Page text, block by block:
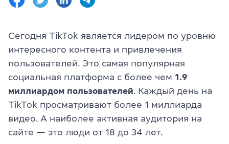
(063) 580 11 00
(098) 580 11 00
г. Киев, метро Золотые Ворота, ул. Ярославов Вал, 13/2-б,
Посмотреть на Google Maps
Сегодня TikTok является лидером по уровню
интересного контента и привлечения
пользователей. Это самая популярная
социальная платформа с более чем 1.9
миллиардом пользователей . Каждый день на
TikTok просматривают более 1 миллиарда
видео. А наиболее активная аудитория на
сайте — это люди от 18 до 34 лет.